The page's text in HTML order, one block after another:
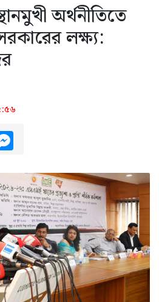
অর্থনীতিতে
লক্ষ্য: